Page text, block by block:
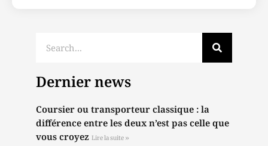
Dernier news
Coursier ou transporteur classique : la
différence entre les deux n’est pas celle que
vous croyez Lire la suite »